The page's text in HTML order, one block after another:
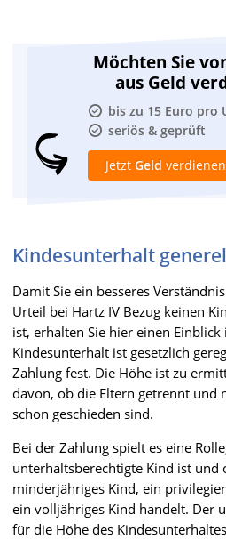
Möchten Sie
aus Geld
bis zu 15 Euro pro
seriös & geprüft
Jetzt Geld verdienen
Kindesunterhalt
Damit Sie ein besseres
Urteil bei Hartz IV Bezug keinen
ist, erhalten Sie hier einen Einblick
Kindesunterhalt ist gesetzlich
Zahlung fest. Die Höhe ist zu
davon, ob die Eltern getrennt und
schon geschieden sind.
Bei der Zahlung spielt es eine
unterhaltsberechtigte Kind ist und
minderjähriges Kind, ein
ein volljähriges Kind handelt. Der
für die Höhe des